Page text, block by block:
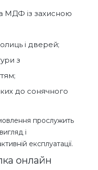
МДФ із захисною
і дверей;
з
до сонячного
прослужить
і
експлуатації.
онлайн